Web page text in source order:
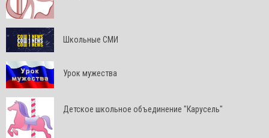
Школьные СМИ
Урок мужества
Детское школьное объединение "Карусель"